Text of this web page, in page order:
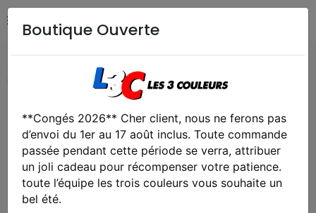
Airsoft / Paintball
Drapeau us special forces
Exclusivité web !
Boutique Ouverte
**Congés 2026** Cher client, nous ne ferons pas
d’envoi du 1er au 17 août inclus. Toute commande
passée pendant cette période se verra, attribuer
un joli cadeau pour récompenser votre patience.
toute l’équipe les trois couleurs vous souhaite un
bel été.